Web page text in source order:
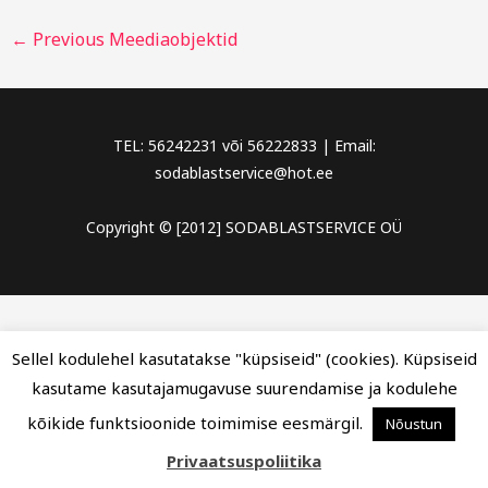
← Previous Meediaobjektid
TEL: 56242231 või 56222833 | Email:
sodablastservice@hot.ee
Copyright © [2012] SODABLASTSERVICE OÜ
Sellel kodulehel kasutatakse "küpsiseid" (cookies). Küpsiseid
kasutame kasutajamugavuse suurendamise ja kodulehe
kõikide funktsioonide toimimise eesmärgil.
Nõustun
Privaatsuspoliitika